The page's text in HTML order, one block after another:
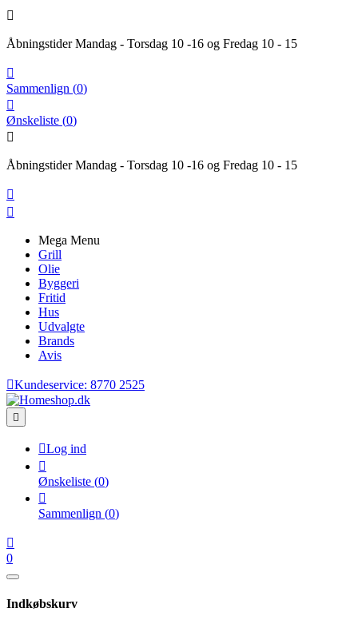

Åbningstider Mandag - Torsdag 10 -16 og Fredag 10 - 15

Sammenlign (0)

Ønskeliste (0)

Åbningstider Mandag - Torsdag 10 -16 og Fredag 10 - 15


Mega Menu
Grill
Olie
Byggeri
Fritid
Hus
Udvalgte
Brands
Avis
Kundeservice: 8770 2525

Log ind

Ønskeliste (0)

Sammenlign (0)

0
Indkøbskurv